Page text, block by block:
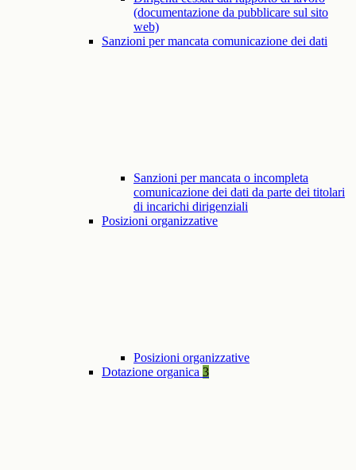
(documentazione da pubblicare sul sito
web)
Sanzioni per mancata comunicazione dei dati
Sanzioni per mancata o incompleta
comunicazione dei dati da parte dei titolari
di incarichi dirigenziali
Posizioni organizzative
Posizioni organizzative
Dotazione organica 3